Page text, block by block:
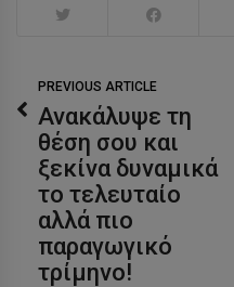
PREVIOUS ARTICLE
Ανακάλυψε τη
θέση σου και
ξεκίνα δυναμικά
το τελευταίο
αλλά πιο
παραγωγικό
τρίμηνο!